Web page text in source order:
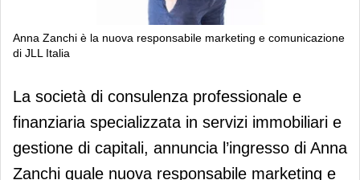
Anna Zanchi è la nuova responsabile marketing e comunicazione
di JLL Italia
Anna Zanchi è la nuova responsabile
marketing e comunicazione di JLL
Italia
La società di consulenza professionale e
finanziaria specializzata in servizi immobiliari e
gestione di capitali, annuncia l’ingresso di Anna
Zanchi quale nuova responsabile marketing e